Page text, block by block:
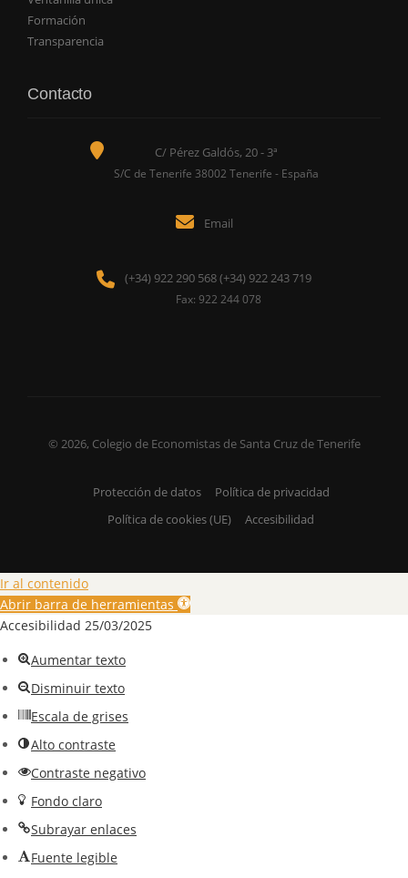
Formación
Transparencia
Contacto
C/ Pérez Galdós, 20 - 3ª
S/C de Tenerife 38002 Tenerife - España
Email
(+34) 922 290 568 (+34) 922 243 719
Fax: 922 244 078
© 2026, Colegio de Economistas de Santa Cruz de Tenerife
Protección de datos
Política de privacidad
Política de cookies (UE)
Accesibilidad
Ir al contenido
Abrir barra de herramientas
Accesibilidad 25/03/2025
Aumentar texto
Disminuir texto
Escala de grises
Alto contraste
Contraste negativo
Fondo claro
Subrayar enlaces
Fuente legible